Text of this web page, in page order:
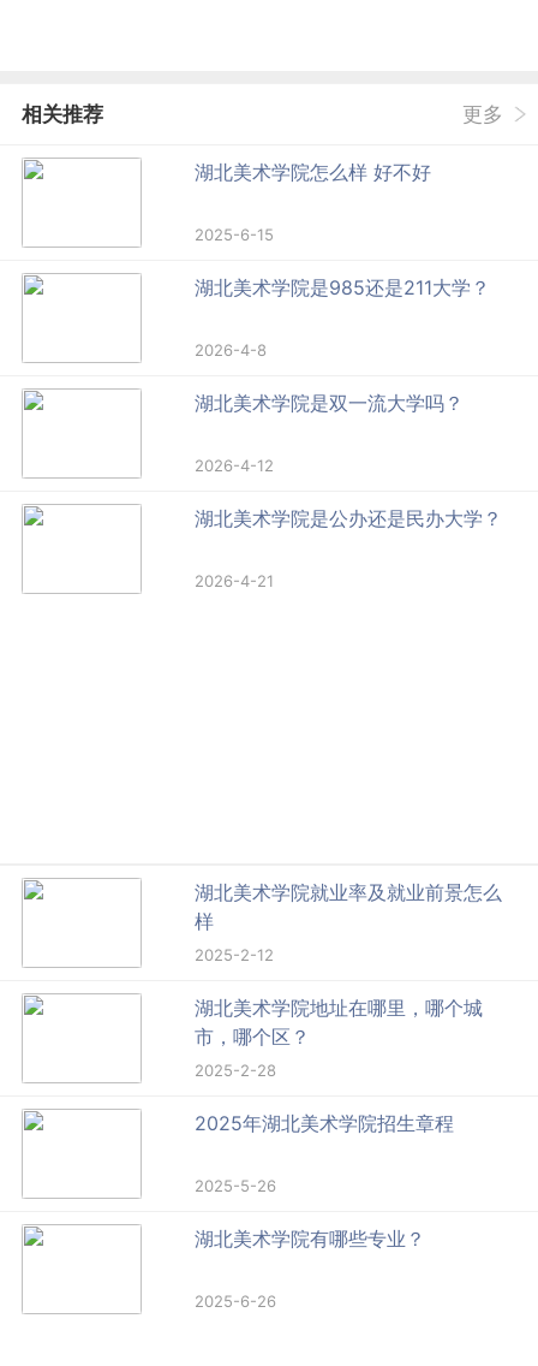
相关推荐 更多
湖北美术学院怎么样 好不好
2025-6-15
湖北美术学院是985还是211大学？
2026-4-8
湖北美术学院是双一流大学吗？
2026-4-12
湖北美术学院是公办还是民办大学？
2026-4-21
湖北美术学院就业率及就业前景怎么
样
2025-2-12
湖北美术学院地址在哪里，哪个城
市，哪个区？
2025-2-28
2025年湖北美术学院招生章程
2025-5-26
湖北美术学院有哪些专业？
2025-6-26